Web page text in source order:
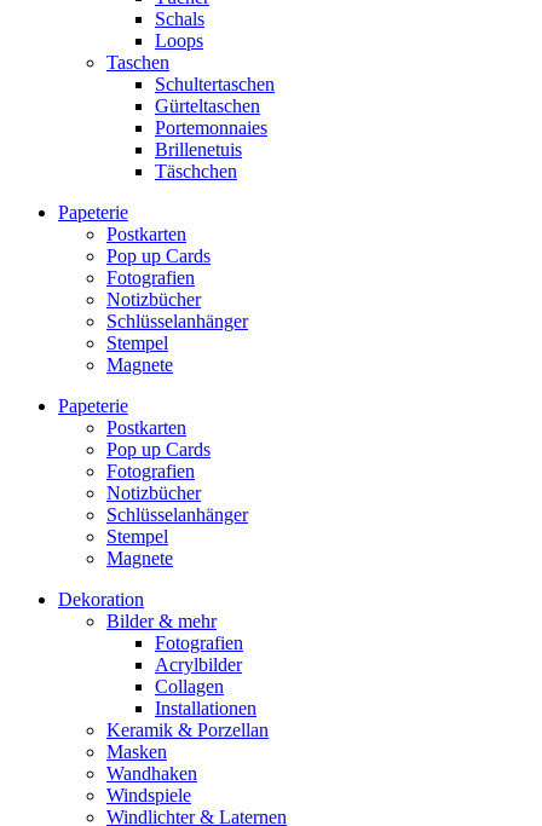
Schals
Loops
Taschen
Schultertaschen
Gürteltaschen
Portemonnaies
Brillenetuis
Täschchen
Papeterie
Postkarten
Pop up Cards
Fotografien
Notizbücher
Schlüsselanhänger
Stempel
Magnete
Papeterie
Postkarten
Pop up Cards
Fotografien
Notizbücher
Schlüsselanhänger
Stempel
Magnete
Dekoration
Bilder & mehr
Fotografien
Acrylbilder
Collagen
Installationen
Keramik & Porzellan
Masken
Wandhaken
Windspiele
Windlichter & Laternen